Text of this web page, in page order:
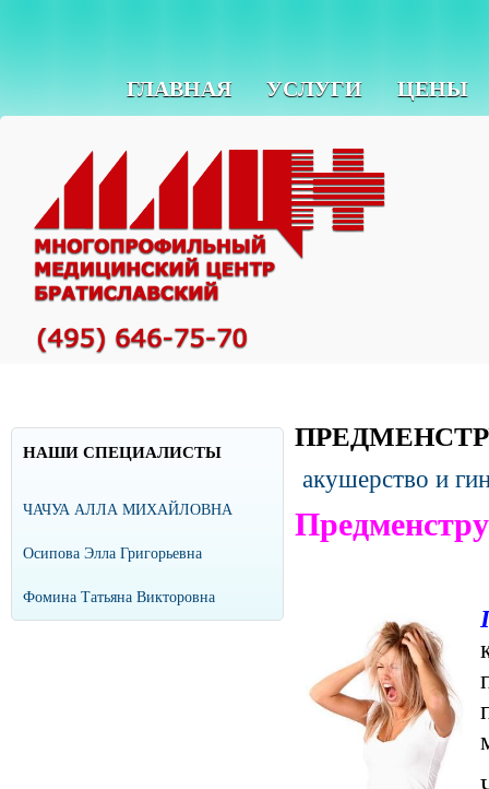
ГЛАВНАЯ УСЛУГИ ЦЕНЫ
НАШИ СПЕЦИАЛИСТЫ
ЧАЧУА АЛЛА МИХАЙЛОВНА
Осипова Элла Григорьевна
Фомина Татьяна Викторовна
акушерство и